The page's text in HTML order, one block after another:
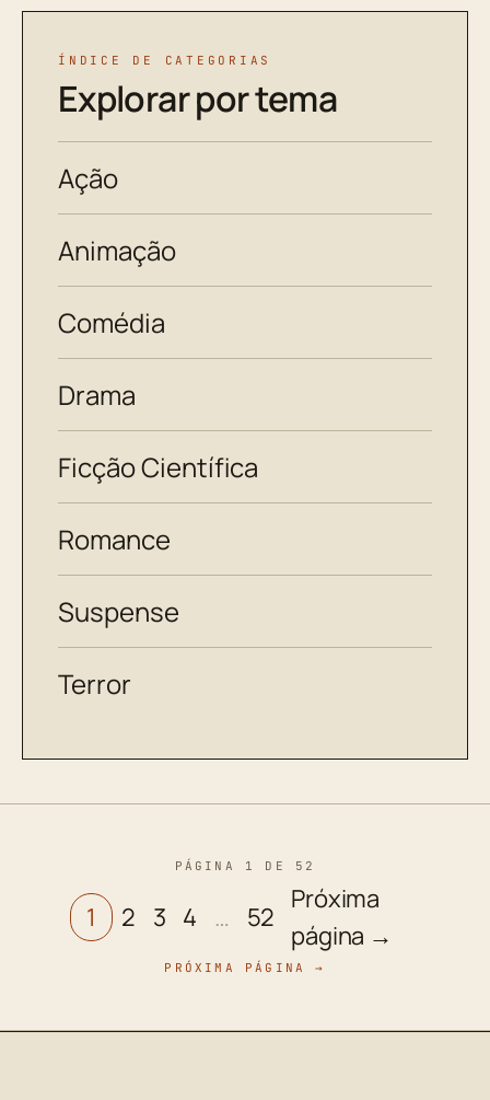
ÍNDICE DE CATEGORIAS
Explorar por tema
Ação
Animação
Comédia
Drama
Ficção Científica
Romance
Suspense
Terror
PÁGINA 1 DE 52
1 2 3 4 … 52
Próxima
página →
PRÓXIMA PÁGINA →